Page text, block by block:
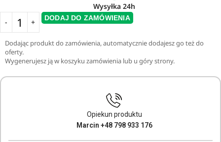
Wysyłka 24h
DODAJ DO ZAMÓWIENIA
Dodając produkt do zamówienia, automatycznie dodajesz go też do
oferty.
Wygenerujesz ją w koszyku zamówienia lub u góry strony.
Opiekun produktu
Marcin +48 798 933 176